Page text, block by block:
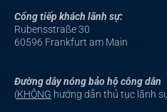
Cổng tiếp khách lãnh sự:
Rubensstraße 30
60596 Frankfurt am Main
Đường dây nóng bảo hộ công dân
(KHÔNG hướng dẫn thủ tục lãnh